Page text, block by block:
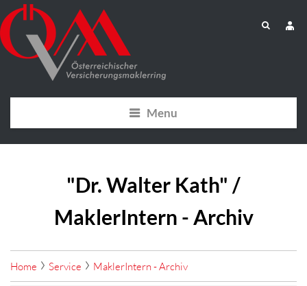
Menu
"Dr. Walter Kath" /
MaklerIntern - Archiv
Home Service MaklerIntern - Archiv